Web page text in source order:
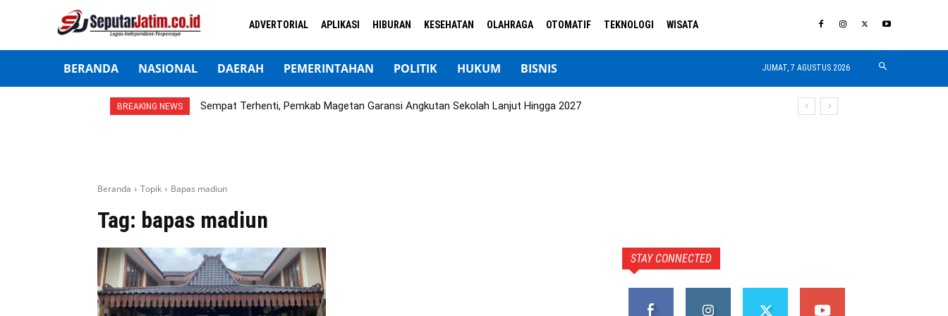
ADVERTORIAL APLIKASI HIBURAN KESEHATAN OLAHRAGA OTOMATIF TEKNOLOGI WISATA
BERANDA NASIONAL DAERAH PEMERINTAHAN POLITIK HUKUM BISNIS JUMAT, 7 AGUSTUS 2026
BREAKING NEWS Sempat Terhenti, Pemkab Magetan Garansi Angkutan Sekolah Lanjut Hingga 2027
Beranda Topik Bapas madiun
Tag: bapas madiun
STAY CONNECTED